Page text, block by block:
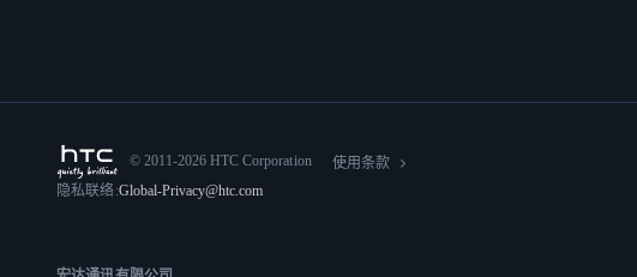
© 2011-2026 HTC Corporation
使用条款
隐私联络:Global-Privacy@htc.com